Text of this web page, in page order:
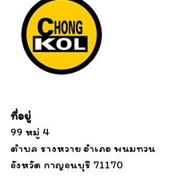
ที่อยู่
99 หมู่ 4
ตำบล รางหวาย อำเภอ พนมทวน
จังหวัด กาญจนบุรี 71170